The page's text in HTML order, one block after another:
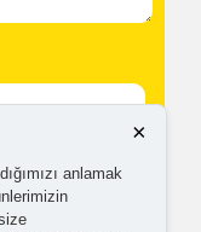
haberdar
ileti
×
anlamak